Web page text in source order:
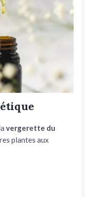
vergerette du
plantes aux